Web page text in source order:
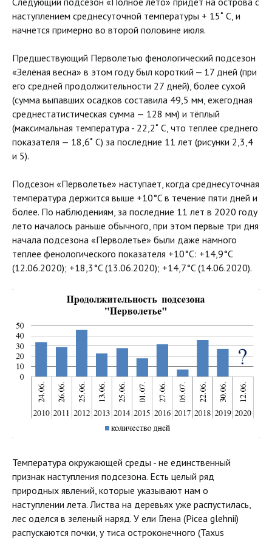
наступлением среднесуточной температуры + 15˚ С, и
начнется примерно во второй половине июля.
Предшествующий Перволетью фенологический подсезон
«Зелёная весна» в этом году был короткий ‒ 17 дней (при
его средней продолжительности 27 дней), более сухой
(сумма выпавших осадков составила 49,5 мм, ежегодная
среднестатистическая сумма — 128 мм) и тёплый
(максимальная температура - 22,2˚ С, что теплее среднего
показателя — 18,6˚ С) за последние 11 лет (рисунки 2,3,4
и 5).
Подсезон «Перволетье» наступает, когда среднесуточная
температура держится выше +10°C в течение пяти дней и
более. По наблюдениям, за последние 11 лет в 2020 году
лето началось раньше обычного, при этом первые три дня
начала подсезона «Перволетье» были даже намного
теплее фенологического показателя +10°C: +14,9°C
(12.06.2020); +18,3°C (13.06.2020); +14,7°C (14.06.2020).
Температура окружающей среды - не единственный
признак наступления подсезона. Есть целый ряд
природных явлений, которые указывают нам о
наступлении лета. Листва на деревьях уже распустилась,
лес оделся в зеленый наряд. У ели Глена (Picea glehnii)
распускаются почки, у тиса остроконечного (Taxus